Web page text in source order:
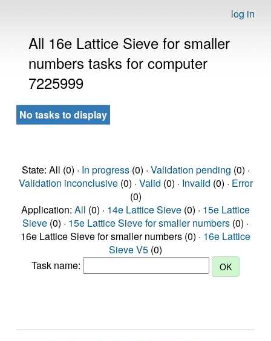
log in
All 16e Lattice Sieve for smaller
numbers tasks for computer
7225999
No tasks to display
State: All (0) · In progress(0) · Validation pending (0) ·
Validation inconclusive(0) · Valid (0) · Invalid (0) · Error
(0)
Application: All (0) · 14e Lattice Sieve (0) · 15e Lattice
Sieve (0) · 15e Lattice Sieve for smaller numbers (0) ·
16e Lattice Sieve for smaller numbers (0) · 16e Lattice
Sieve V5 (0)
Task name: